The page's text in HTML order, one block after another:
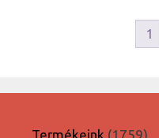
1
Termékeink 1759